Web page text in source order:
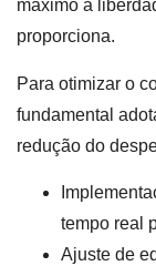
máximo a
proporciona.
Para otimizar o
fundamental
redução do
tempo real
Ajuste de